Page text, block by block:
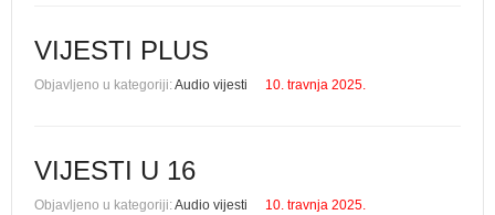
VIJESTI PLUS
Objavljeno u kategoriji:Audio vijesti 10. travnja 2025.
VIJESTI U 16
Objavljeno u kategoriji:Audio vijesti 10. travnja 2025.